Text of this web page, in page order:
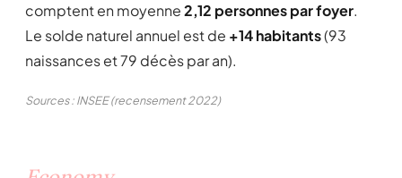
comptent en moyenne2,12 personnes par foyer.
Le solde naturel annuel est de +14 habitants(93
naissances et 79 décès par an).
Sources : INSEE (recensement 2022)